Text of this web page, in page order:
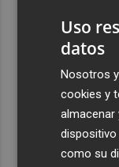
Uso
datos
Nosotros
cookies y
como su